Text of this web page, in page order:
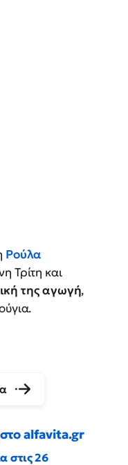
Ρούλα
Τρίτη και
της αγωγή,
στο alfavita.gr
στις 26